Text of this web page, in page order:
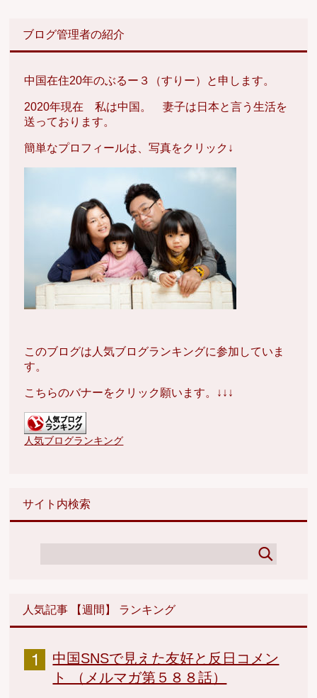
ブログ管理者の紹介
中国在住20年のぶるー３（すりー）と申します。
2020年現在 私は中国。 妻子は日本と言う生活を
送っております。
簡単なプロフィールは、写真をクリック↓
このブログは人気ブログランキングに参加していま
す。
こちらのバナーをクリック願います。↓↓↓
人気ブログランキング
サイト内検索
人気記事 【週間】 ランキング
中国SNSで見えた友好と反日コメン
ト （メルマガ第５８８話）